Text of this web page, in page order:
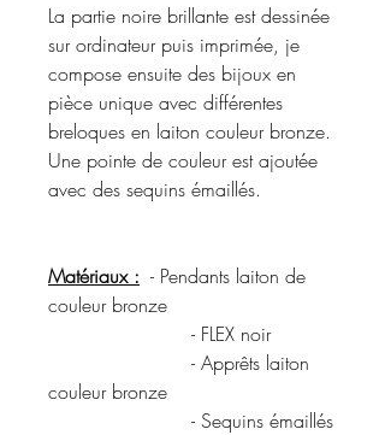
La partie noire brillante est dessinée
sur ordinateur puis imprimée, je
compose ensuite des bijoux en
pièce unique avec différentes
breloques en laiton couleur bronze.
Une pointe de couleur est ajoutée
avec des sequins émaillés.
Matériaux : - Pendants laiton de
couleur bronze
- FLEX noir
- Apprêts laiton
couleur bronze
- Sequins émaillés